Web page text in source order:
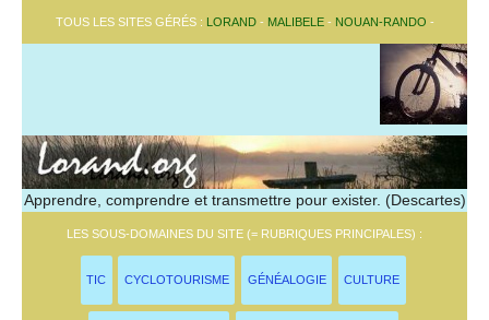
TOUS LES SITES GÉRÉS : LORAND- MALIBELE- NOUAN-RANDO -
Apprendre, comprendre et transmettre pour exister. (Descartes)
LES SOUS-DOMAINES DU SITE (= RUBRIQUES PRINCIPALES) :
TIC CYCLOTOURISME GÉNÉALOGIE CULTURE